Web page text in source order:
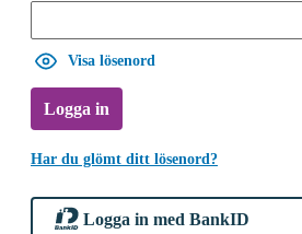
Visa lösenord
Logga in
Har du glömt ditt lösenord?
Logga in med BankID